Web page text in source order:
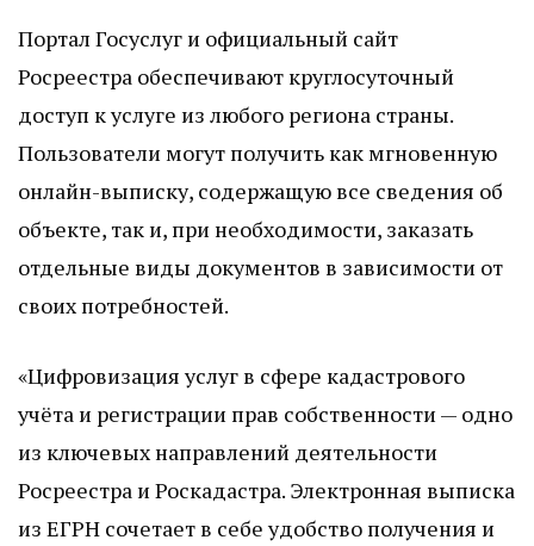
Портал Госуслуг и официальный сайт
Росреестра обеспечивают круглосуточный
доступ к услуге из любого региона страны.
Пользователи могут получить как мгновенную
онлайн-выписку, содержащую все сведения об
объекте, так и, при необходимости, заказать
отдельные виды документов в зависимости от
своих потребностей.
«Цифровизация услуг в сфере кадастрового
учёта и регистрации прав собственности — одно
из ключевых направлений деятельности
Росреестра и Роскадастра. Электронная выписка
из ЕГРН сочетает в себе удобство получения и